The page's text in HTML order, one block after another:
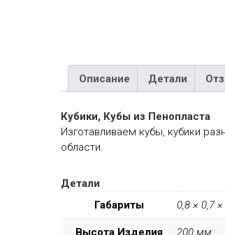
Описание Детали
Кубики, Кубы из Пенопласта
Изготавливаем кубы, кубики
области.
Детали
Габариты
0,8 × 0,7
Высота Изделия 200 мм.